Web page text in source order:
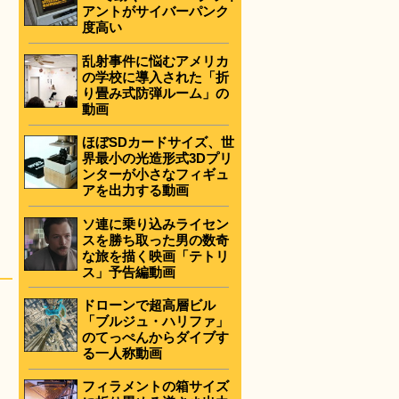
アントがサイバーパンク
度高い
乱射事件に悩むアメリカ
の学校に導入された「折
り畳み式防弾ルーム」の
動画
ほぼSDカードサイズ、世
界最小の光造形式3Dプリ
ンターが小さなフィギュ
アを出力する動画
ソ連に乗り込みライセン
スを勝ち取った男の数奇
な旅を描く映画「テトリ
ス」予告編動画
ドローンで超高層ビル
「ブルジュ・ハリファ」
のてっぺんからダイブす
る一人称動画
フィラメントの箱サイズ